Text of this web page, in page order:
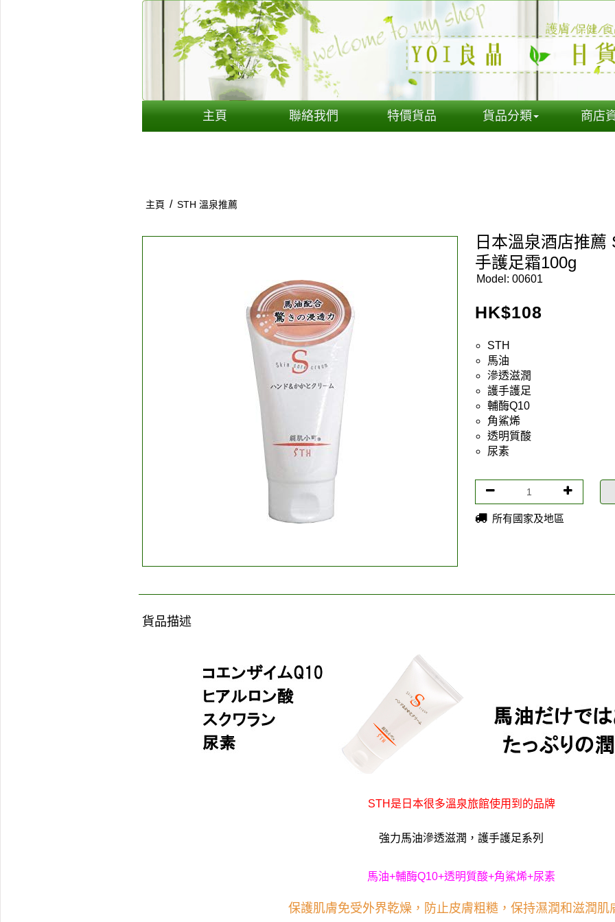
主頁 聯絡我們 特價貨品 貨品分類 商店
主頁 / STH 溫泉推薦
日本溫泉酒店推薦
手護足霜100g
Model: 00601
HK$108
STH
馬油
滲透滋潤
護手護足
輔酶Q10
角鯊烯
透明質酸
尿素
所有國家及地區
貨品描述
STH 是日本很多溫泉旅館使用到的品牌
強力馬油滲透滋潤，護手護足系列
馬油+輔酶Q10+透明質酸+角鯊烯+尿素
保護肌膚免受外界乾燥，防止皮膚粗糙，保持濕潤和滋潤肌